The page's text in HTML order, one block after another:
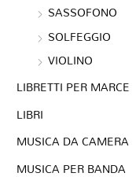
SASSOFONO
SOLFEGGIO
VIOLINO
LIBRETTI PER MARCE
LIBRI
MUSICA DA CAMERA
MUSICA PER BANDA